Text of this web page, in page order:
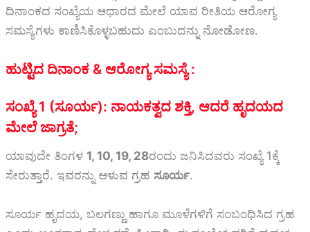
ದಿನಾಂಕದ ಸಂಖ್ಯೆಯ ಆಧಾರದ ಮೇಲೆ ಯಾವ ರೀತಿಯ ಆರೋಗ್ಯ
ಸಮಸ್ಯೆಗಳು ಕಾಣಿಸಿಕೊಳ್ಳಬಹುದು ಎಂಬುದನ್ನು ನೋಡೋಣ.
ಹುಟ್ಟಿದ ದಿನಾಂಕ & ಆರೋಗ್ಯ ಸಮಸ್ಯೆ :
ಸಂಖ್ಯೆ 1 (ಸೂರ್ಯ): ನಾಯಕತ್ವದ ಶಕ್ತಿ, ಆದರೆ ಹೃದಯದ
ಮೇಲೆ ಜಾಗ್ರತೆ;
ಯಾವುದೇ ತಿಂಗಳ 1, 10, 19, 28ರಂದು ಜನಿಸಿದವರು ಸಂಖ್ಯೆ 1ಕ್ಕೆ
ಸೇರುತ್ತಾರೆ. ಇವರನ್ನು ಆಳುವ ಗ್ರಹ ಸೂರ್ಯ.
ಸೂರ್ಯ ಹೃದಯ, ಬಲಗಣ್ಣು ಹಾಗೂ ಮೂಳೆಗಳಿಗೆ ಸಂಬಂಧಿಸಿದ ಗ್ರಹ